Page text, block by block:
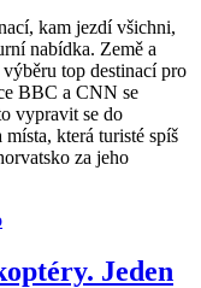
kam jezdí všichni,
nabídka. Země a
top destinací pro
BBC a CNN se
vypravit se do
která turisté spíš
za jeho
Jeden